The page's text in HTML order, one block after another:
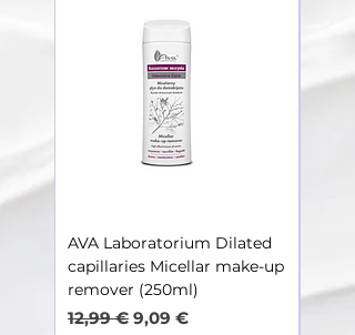
AVA Laboratorium Dilated
capillaries Micellar make-up
remover (250ml)
Обычная цена
12,99 € Цена со скидкой
9,09 €